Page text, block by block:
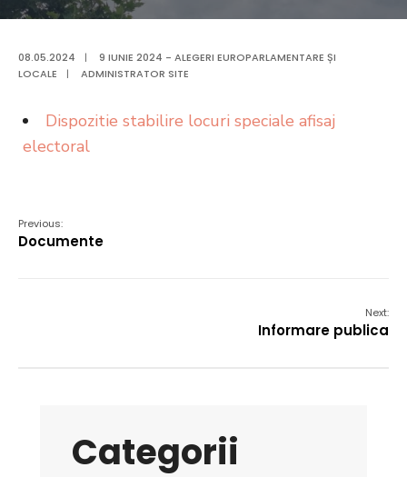
08.05.2024 |
9 IUNIE 2024 - ALEGERI EUROPARLAMENTARE ȘI
LOCALE
| ADMINISTRATOR SITE
Dispozitie stabilire locuri speciale afisaj
electoral
Previous:
Documente
Next:
Informare publica
Categorii